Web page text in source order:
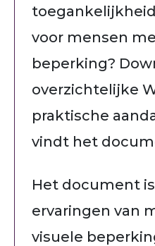
voor mensen
beperking?
overzichtelijke
praktische
vindt het
Het document
ervaringen van
visuele